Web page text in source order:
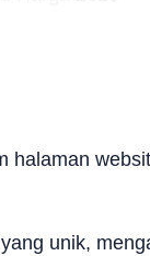
halaman
unik,